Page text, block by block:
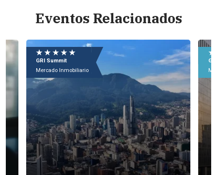
Eventos Relacionados
★ ★ ★ ★ ★
GRI Forum
Mercado Inmobiliario
★
9